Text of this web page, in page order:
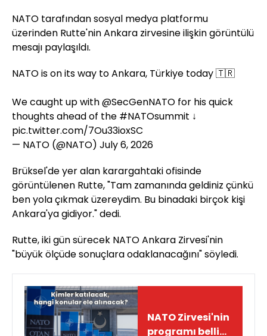
NATO tarafından sosyal medya platformu
üzerinden Rutte'nin Ankara zirvesine ilişkin görüntülü
mesajı paylaşıldı.
NATO is on its way to Ankara, Türkiye today 🇹🇷
We caught up with@SecGenNATO for his quick
thoughts ahead of the #NATOsummit ↓
pic.twitter.com/7Ou33ioxSC
— NATO (@NATO) July 6, 2026
Brüksel'de yer alan karargahtaki ofisinde
görüntülenen Rutte, "Tam zamanında geldiniz çünkü
ben yola çıkmak üzereydim. Bu binadaki birçok kişi
Ankara'ya gidiyor." dedi.
Rutte, iki gün sürecek NATO Ankara Zirvesi'nin
"büyük ölçüde sonuçlara odaklanacağını" söyledi.
NATO Zirvesi'nin
programı belli